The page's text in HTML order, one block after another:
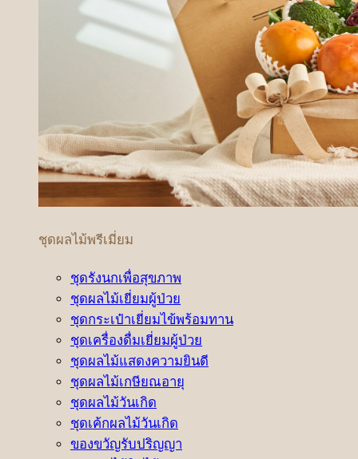
ชุดผลไม้พรีเมี่ยม
ชุดรังนกเพื่อสุขภาพ
ชุดผลไม้เยี่ยมผู้ป่วย
ชุดกระเป๋าเยี่ยมไข้พร้อมทาน
ชุดเครื่องดื่มเยี่ยมผู้ป่วย
ชุดผลไม้แสดงความยินดี
ชุดผลไม้เกษียณอายุ
ชุดผลไม้วันเกิด
ชุดเค้กผลไม้วันเกิด
ของขวัญรับปริญญา